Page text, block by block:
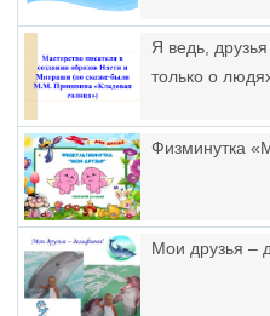
Я ведь,
только о
Физминутка
Мои друзья –